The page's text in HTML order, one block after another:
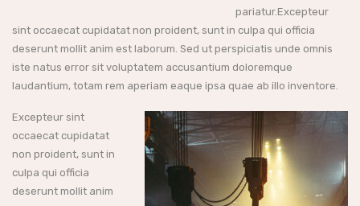
pariatur.Excepteur
sint occaecat cupidatat non proident, sunt in culpa qui officia
deserunt mollit anim est laborum. Sed ut perspiciatis unde omnis
iste natus error sit voluptatem accusantium doloremque
laudantium, totam rem aperiam eaque ipsa quae ab illo inventore.
Excepteur sint
occaecat cupidatat
non proident, sunt in
culpa qui officia
deserunt mollit anim